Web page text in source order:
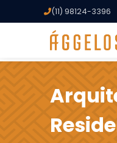
(11) 98124-3396